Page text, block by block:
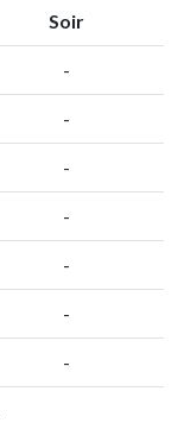
Soir
-
-
-
-
-
-
-